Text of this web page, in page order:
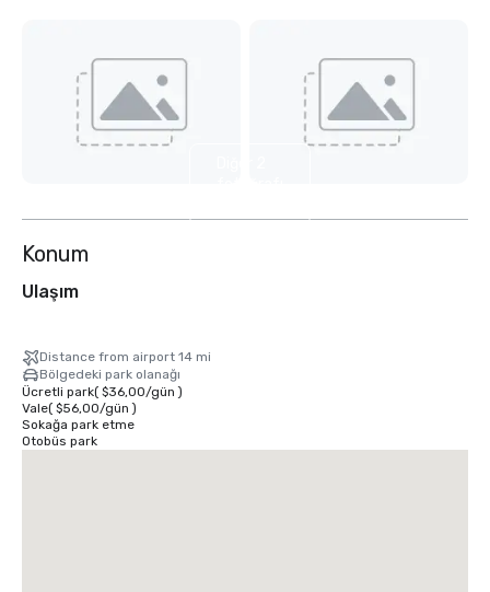
Konum
Ulaşım
Distance from airport 14 mi
Bölgedeki park olanağı
Ücretli park( $36,00/gün )
Vale( $56,00/gün )
Sokağa park etme
Otobüs park